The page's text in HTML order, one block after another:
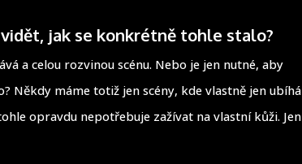
jak se konkrétně tohle stalo?
a celou rozvinou scénu. Nebo je jen nutné, aby
Někdy máme totiž jen scény, kde vlastně jen ubíhá
opravdu nepotřebuje zažívat na vlastní kůži. Jen